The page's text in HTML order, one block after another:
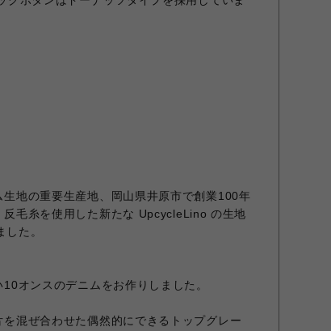
地の重要生産地、岡山県井原市で創業100年
反毛糸を使用した新たな UpcycleLino の生地
た。
オンスのデニムをお作りしました。
混ぜ合わせた偶然的にできるトップグレー